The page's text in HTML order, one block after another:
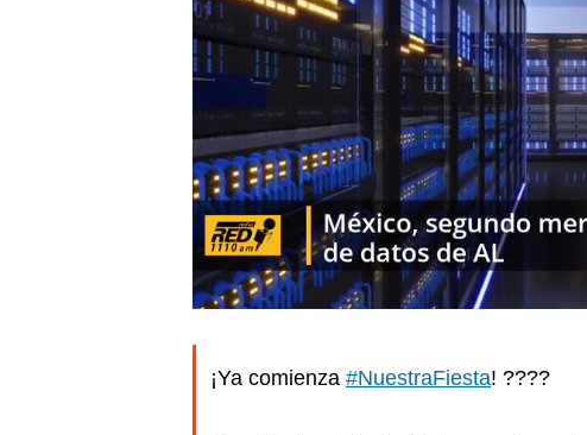
¡Ya comienza #NuestraFiesta! ????